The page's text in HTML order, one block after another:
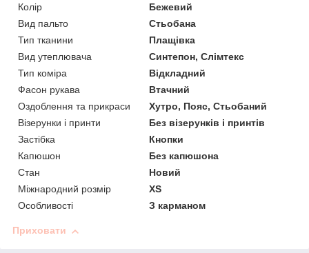
Колір
Бежевий
Вид пальто
Стьобана
Тип тканини
Плащівка
Вид утеплювача
Синтепон, Слімтекс
Тип коміра
Відкладний
Фасон рукава
Втачний
Оздоблення та прикраси
Хутро, Пояс, Стьобаний
Візерунки і принти
Без візерунків і принтів
Застібка
Кнопки
Капюшон
Без капюшона
Стан
Новий
Міжнародний розмір
XS
Особливості
З карманом
Приховати